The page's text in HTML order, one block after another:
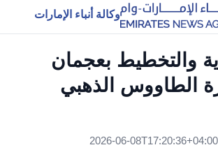
وكالة أنباء الإمارات
والتخطيط بعجمان
الطاووس الذهبي
2026-06-08T17:20:36+04:00